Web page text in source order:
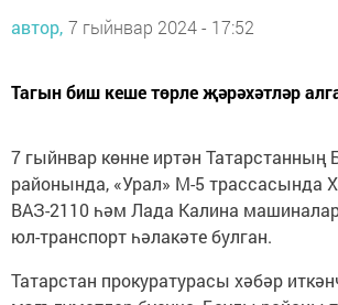
автор, 7 гыйнвар 2024 - 17:52
Тагын биш кеше төрле җәрәхәтләр
7 гыйнвар көнне иртән Татарстанның
районында, «Урал» М-5 трассасында
ВАЗ-2110 һәм Лада Калина
юл-транспорт һәлакәте булган.
Татарстан прокуратурасы хәбәр